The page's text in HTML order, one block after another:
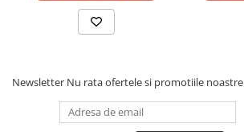
Newsletter Nu rata ofertele si promotiile noastre